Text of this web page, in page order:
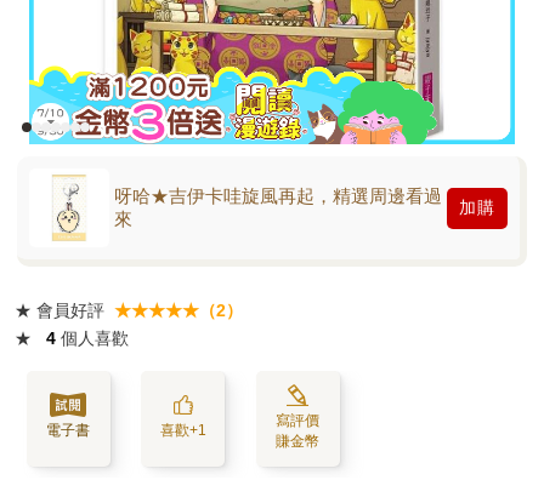
呀哈★吉伊卡哇旋風再起，精選周邊看過
來
加購
★ 會員好評 ★★★★★（2）
★
4 個人喜歡
電子書 喜歡+1
寫評價
賺金幣